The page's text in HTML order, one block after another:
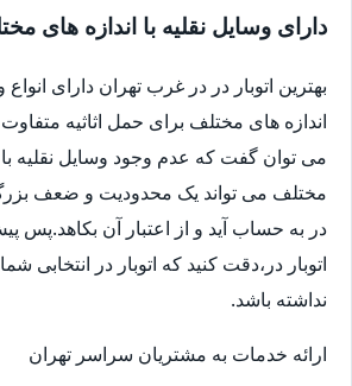
دارای وسایل نقلیه با اندازه های
بهترین اتوبار در در غرب تهران دارای انواع
می توان گفت که عدم وجود وسایل نقلیه با
مختلف می تواند یک محدودیت و ضعف بزرگ
در به حساب آید و از اعتبار آن بکاهد.پس
اتوبار در،دقت کنید که اتوبار در انتخابی
نداشته باشد.
ارائه خدمات به مشتریان سراسر تهران